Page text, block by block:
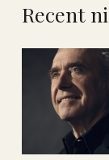
Recent